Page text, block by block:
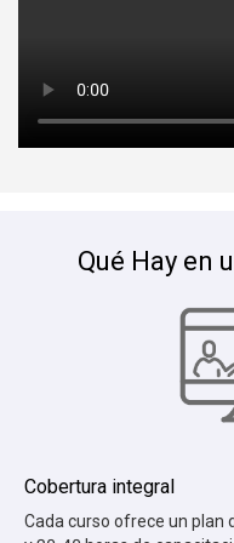
Qué Hay en
Cobertura integral
Cada curso ofrece un plan